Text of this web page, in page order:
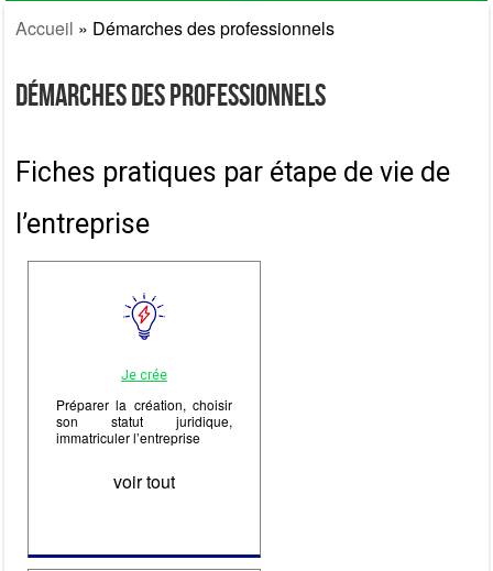
Fin du contenu
Accueil » Démarches des professionnels
Démarches des professionnels
Fiches pratiques par étape de vie de
l’entreprise
Je crée
Préparer la création, choisir
son statut juridique,
immatriculer l’entreprise
voir tout